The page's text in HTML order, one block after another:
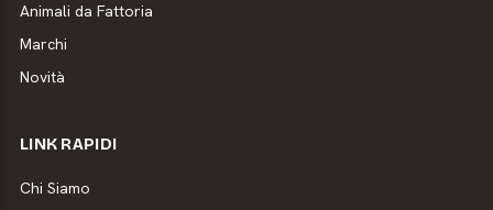
Animali da Fattoria
Marchi
Novità
LINK RAPIDI
Chi Siamo